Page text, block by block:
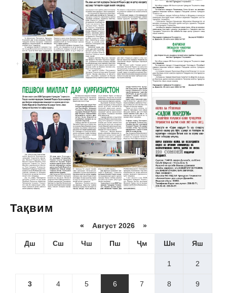
Тақвим
« Август 2026 »
Дш Сш Чш Пш Ҷм Шн Яш
1 2
3 4 5 6 7 8 9